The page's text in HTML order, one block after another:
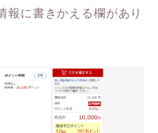
報に書きかえる欄があり